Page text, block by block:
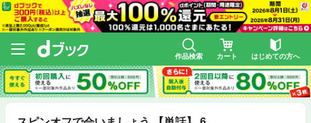
作品検索 カート はじめての方へ